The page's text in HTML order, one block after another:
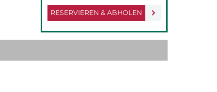
RESERVIEREN & ABHOLEN